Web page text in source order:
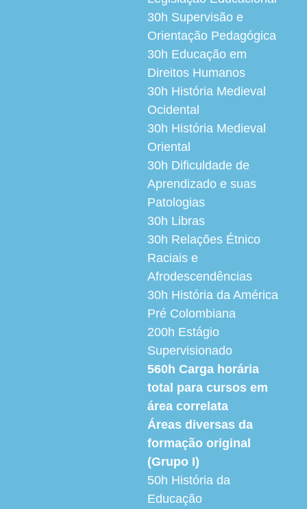
30h Supervisão e
Orientação Pedagógica
30h Educação em
Direitos Humanos
30h História Medieval
Ocidental
30h História Medieval
Oriental
30h Dificuldade de
Aprendizado e suas
Patologias
30h Libras
30h Relações Étnico
Raciais e
Afrodescendências
30h História da América
Pré Colombiana
200h Estágio
Supervisionado
560h Carga horária
total para cursos em
área correlata
Áreas diversas da
formação original
(Grupo I)
50h História da
Educação